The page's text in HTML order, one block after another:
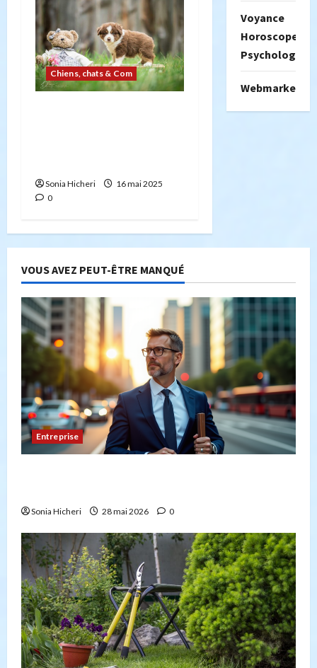
Chiens, chats & Com
Sonia Hicheri
16 mai 2025
0
Voyance
Horoscope
Psychologie
Webmarketing
VOUS AVEZ PEUT-ÊTRE MANQUÉ
Entreprise
Sonia Hicheri 28 mai 2026 0